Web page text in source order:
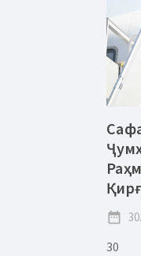
date_range
30